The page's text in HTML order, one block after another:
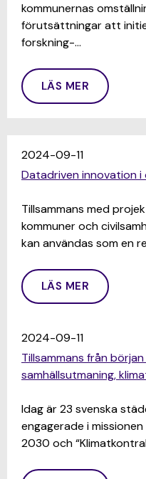
kommunernas
förutsättningar att
forskning-…
LÄS MER
2024-09-11
Datadriven innovation
Tillsammans med
kommuner och
kan användas som en
LÄS MER
2024-09-11
Tillsammans från
samhällsutmaning,
Idag är 23 svenska
engagerade i
2030 och